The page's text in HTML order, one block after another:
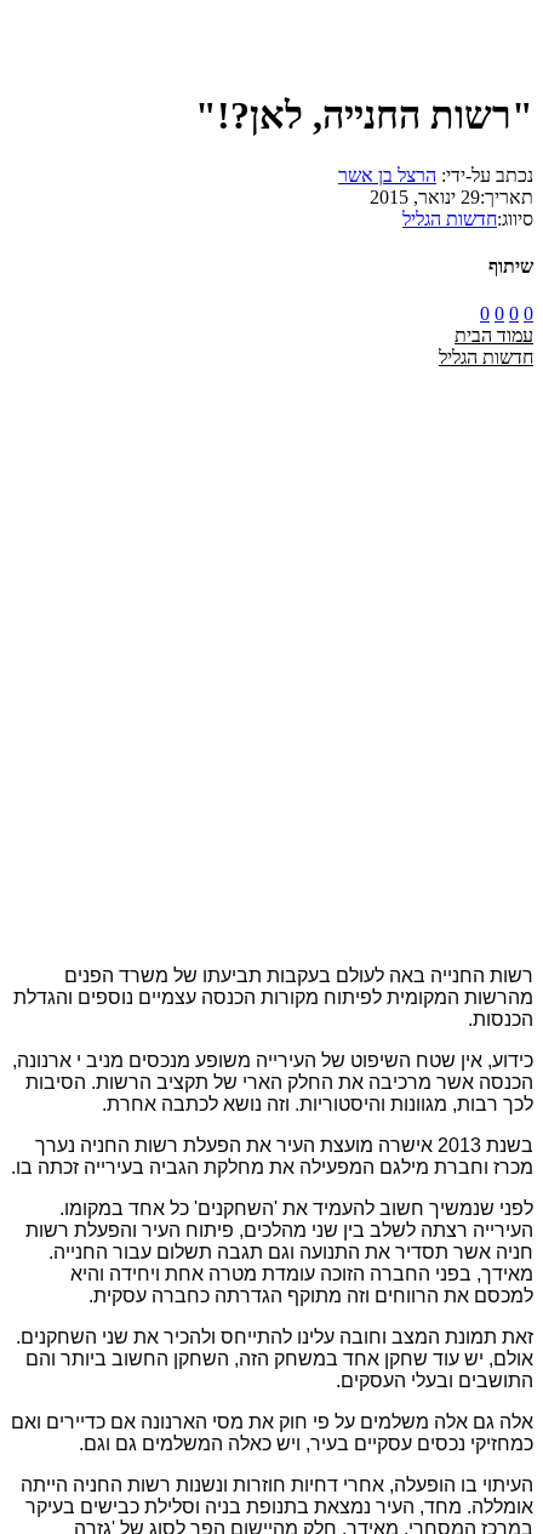
"רשות החנייה, לאן?!"
נכתב על-ידי: הרצל בן אשר
תאריך:29 ינואר, 2015
סיווג:חדשות הגליל
שיתוף
0
0
0
0
עמוד הבית
חדשות הגליל
רשות החנייה באה לעולם בעקבות תביעתו של משרד הפנים
מהרשות המקומית לפיתוח מקורות הכנסה עצמיים נוספים והגדלת
הכנסות.
כידוע, אין שטח השיפוט של העירייה משופע מנכסים מניב י ארנונה,
הכנסה אשר מרכיבה את החלק הארי של תקציב הרשות. הסיבות
לכך רבות, מגוונות והיסטוריות. וזה נושא לכתבה אחרת.
בשנת 2013 אישרה מועצת העיר את הפעלת רשות החניה נערך
מכרז וחברת מילגם המפעילה את מחלקת הגביה בעירייה זכתה בו.
לפני שנמשיך חשוב להעמיד את 'השחקנים' כל אחד במקומו.
העירייה רצתה לשלב בין שני מהלכים, פיתוח העיר והפעלת רשות
חניה אשר תסדיר את התנועה וגם תגבה תשלום עבור החנייה.
מאידך, בפני החברה הזוכה עומדת מטרה אחת ויחידה והיא
למכסם את הרווחים וזה מתוקף הגדרתה כחברה עסקית.
זאת תמונת המצב וחובה עלינו להתייחס ולהכיר את שני השחקנים.
אולם, יש עוד שחקן אחד במשחק הזה, השחקן החשוב ביותר והם
התושבים ובעלי העסקים.
אלה גם אלה משלמים על פי חוק את מסי הארנונה אם כדיירים ואם
כמחזיקי נכסים עסקיים בעיר, ויש כאלה המשלמים גם וגם.
העיתוי בו הופעלה, אחרי דחיות חוזרות ונשנות רשות החניה הייתה
אומללה. מחד, העיר נמצאת בתנופת בניה וסלילת כבישים בעיקר
במרכז המסחרי, מאידך, חלק מהיישום הפך לסוג של 'גזרה